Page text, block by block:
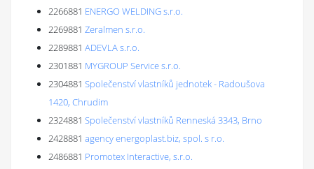
2266881 ENERGO WELDING s.r.o.
2269881 Zeralmen s.r.o.
2289881 ADEVLA s.r.o.
2301881 MYGROUP Service s.r.o.
2304881 Společenství vlastníků jednotek - Radoušova
1420, Chrudim
2324881 Společenství vlastníků Renneská 3343, Brno
2428881 agency energoplast.biz, spol. s r.o.
2486881 Promotex Interactive, s.r.o.